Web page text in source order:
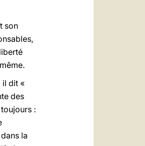
son
il dit «
des
:
la